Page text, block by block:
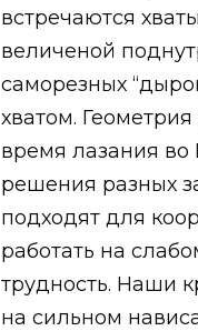
встречаются
величеной
саморезных
хватом.
время лазания
решения разных
подходят для
работать на
трудность. Наши
на сильном